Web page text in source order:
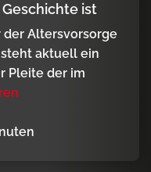
ist
der Altersvorsorge
aktuell ein
Pleite der im